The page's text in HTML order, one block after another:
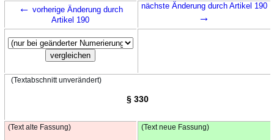
← vorherige Änderung durch
Artikel 190
nächste Änderung durch Artikel 190
→
(Textabschnitt unverändert)
§ 330
(Text alte Fassung) (Text neue Fassung)